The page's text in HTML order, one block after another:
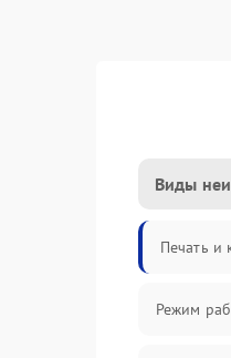
Виды
Печать и
Режим